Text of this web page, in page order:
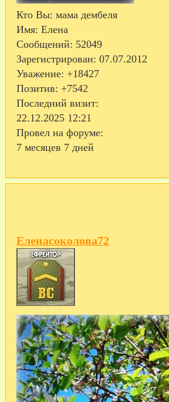
Кто Вы: мама дембеля
Имя: Елена
Сообщений: 52049
Зарегистрирован: 07.07.2012
Уважение: +18427
Позитив: +7542
Последний визит:
22.12.2025 12:21
Провел на форуме:
7 месяцев 7 дней
Еленасоколова72